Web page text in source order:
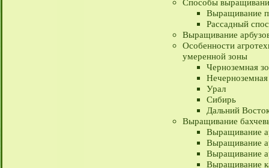
Способы
Выращивание
Рассадный
Выращивание
Особенности
умеренной зоны
Черноземная
Нечерноземная
Урал
Сибирь
Дальний
Выращивание
Выращивание
Выращивание
Выращивание
Выращивание